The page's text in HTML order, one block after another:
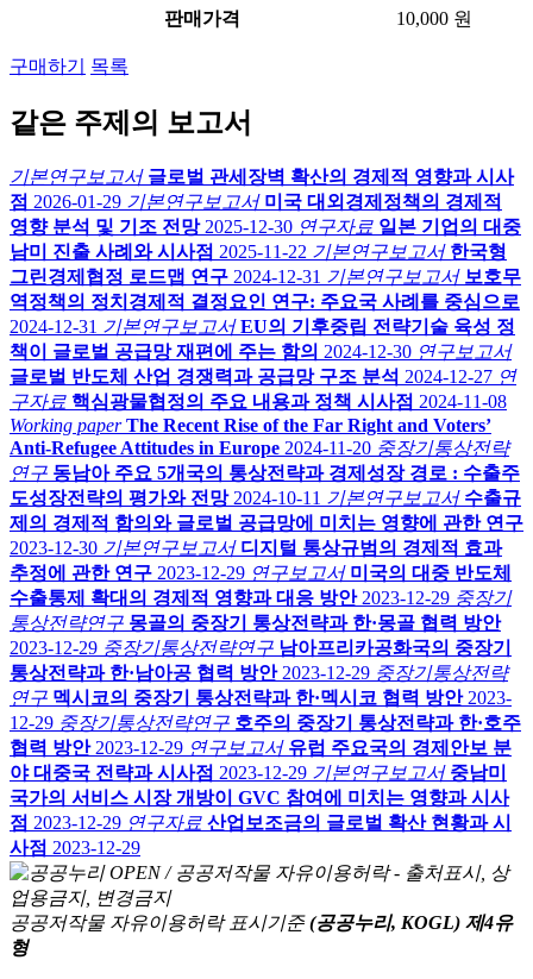
판매가격
10,000 원
구매하기 목록
같은 주제의 보고서
기본연구보고서 글로벌 관세장벽 확산의 경제적 영향과 시사
점 2026-01-29 기본연구보고서 미국 대외경제정책의 경제적
영향 분석 및 기조 전망 2025-12-30 연구자료 일본 기업의 대중
남미 진출 사례와 시사점 2025-11-22 기본연구보고서 한국형
그린경제협정 로드맵 연구 2024-12-31 기본연구보고서 보호무
역정책의 정치경제적 결정요인 연구: 주요국 사례를 중심으로
2024-12-31 기본연구보고서 EU의 기후중립 전략기술 육성 정
책이 글로벌 공급망 재편에 주는 함의 2024-12-30 연구보고서
글로벌 반도체 산업 경쟁력과 공급망 구조 분석 2024-12-27 연
구자료 핵심광물협정의 주요 내용과 정책 시사점 2024-11-08
Working paper The Recent Rise of the Far Right and Voters’
Anti-Refugee Attitudes in Europe 2024-11-20 중장기통상전략
연구 동남아 주요 5개국의 통상전략과 경제성장 경로 : 수출주
도성장전략의 평가와 전망 2024-10-11 기본연구보고서 수출규
제의 경제적 함의와 글로벌 공급망에 미치는 영향에 관한 연구
2023-12-30 기본연구보고서 디지털 통상규범의 경제적 효과
추정에 관한 연구 2023-12-29 연구보고서 미국의 대중 반도체
수출통제 확대의 경제적 영향과 대응 방안 2023-12-29 중장기
통상전략연구 몽골의 중장기 통상전략과 한·몽골 협력 방안
2023-12-29 중장기통상전략연구 남아프리카공화국의 중장기
통상전략과 한·남아공 협력 방안 2023-12-29 중장기통상전략
연구 멕시코의 중장기 통상전략과 한·멕시코 협력 방안 2023-
12-29 중장기통상전략연구 호주의 중장기 통상전략과 한·호주
협력 방안 2023-12-29 연구보고서 유럽 주요국의 경제안보 분
야 대중국 전략과 시사점 2023-12-29 기본연구보고서 중남미
국가의 서비스 시장 개방이 GVC 참여에 미치는 영향과 시사
점 2023-12-29 연구자료 산업보조금의 글로벌 확산 현황과 시
사점 2023-12-29
공공저작물 자유이용허락 표시기준 (공공누리, KOGL) 제4유
형